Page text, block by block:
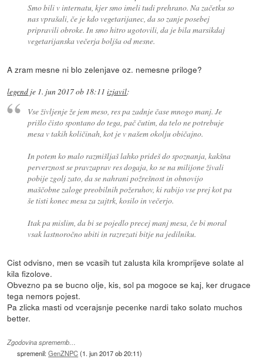
Smo bili v internatu, kjer smo imeli tudi prehrano. Na začetku so
nas vprašali, če je kdo vegetarijanec, da so zanje posebej
pripravili obroke. In smo hitro ugotovili, da je bila marsikdaj
vegetarijanska večerja boljša od mesne.
A zram mesne ni blo zelenjave oz. nemesne priloge?
legend je 1. jun 2017 ob 18:11 izjavil:
Vse življenje že jem meso, res pa zadnje čase mnogo manj. Je
prišlo čisto spontano do tega, pač čutim, da telo ne potrebuje
mesa v takih količinah, kot je v našem okolju običajno.
In potem ko malo razmišljaš lahko prideš do spoznanja, kakšna
perverznost se pravzaprav res dogaja, ko se na milijone živali
pobije zgolj zato, da se nahrani požrešnost in obnovijo
maščobne zaloge preobilnih požeruhov, ki rabijo vse prej kot pa
še tisti konec mesa za zajtrk, kosilo in večerjo.
Itak pa mislim, da bi se pojedlo precej manj mesa, če bi moral
vsak lastnoročno ubiti in razrezati bitje na jedilniku.
Cist odvisno, men se vcasih tut zalusta kila kromprijeve solate al
kila fizolove.
Obvezno pa se bucno olje, kis, sol pa mogoce se kaj, ker drugace
tega nemors pojest.
Pa zlicka masti od vcerajsnje pecenke nardi tako solato muchos
better.
Zgodovina sprememb…
spremenil:GenZNPC(1. jun 2017 ob 20:11)